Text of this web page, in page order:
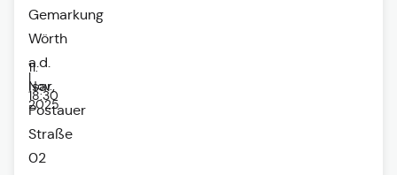
11.
Nov.
2025
|
18:30
Gemarkung
Wörth
a.d.
Isar,
Postauer
Straße
02